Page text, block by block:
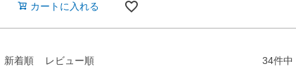
カートに入れる
新着順 レビュー順 34件中